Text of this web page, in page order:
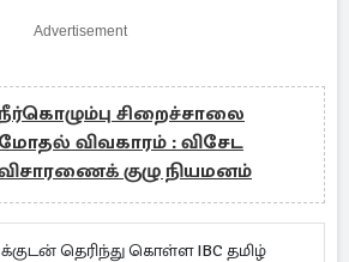
Advertisement
நீர்கொழும்பு சிறைச்சாலை
மோதல் விவகாரம் : விசேட
குழு நியமனம்
தெரிந்து கொள்ள IBC தமிழ்